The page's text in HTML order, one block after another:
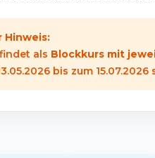
Hinweis:
als Blockkurs mit
bis zum 15.07.2026